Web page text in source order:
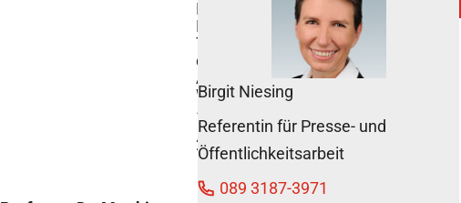
Professor Dr.
Matthias
Tschöp Mitglied
der Nationalen
Akademie der
Wissenschaften
16. September
2013
Birgit Niesing
Referentin für Presse- und
Öffentlichkeitsarbeit
089 3187-3971